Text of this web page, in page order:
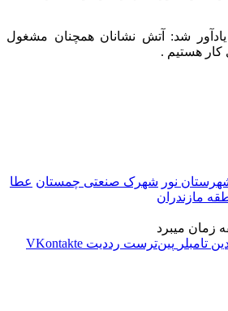
یادآور شد: آتش نشانان همچنان مشغول
کار هستیم .
نور شهرک صنعتی چمستان عطا
مازندران
‫تامبلر ‫پین‌ترست ‫رددیت ‫VKontakte